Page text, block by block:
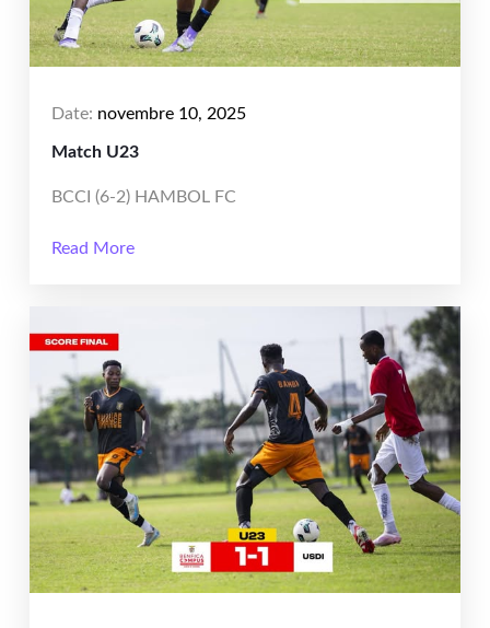
Date: novembre 10, 2025
Match U23
BCCI (6-2) HAMBOL FC
Read More